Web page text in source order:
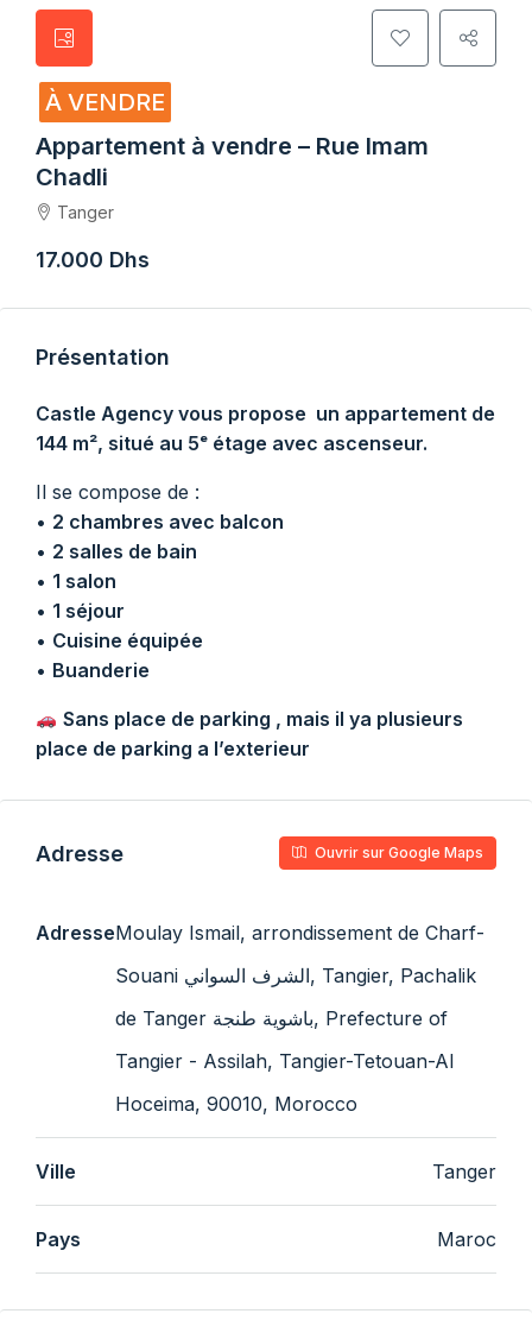
À VENDRE
Appartement à vendre – Rue Imam
Chadli
Tanger
17.000 Dhs
Présentation
Castle Agency vous propose un appartement de
144 m², situé au 5ᵉ étage avec ascenseur.
Il se compose de :
• 2 chambres avec balcon
• 2 salles de bain
• 1 salon
• 1 séjour
• Cuisine équipée
• Buanderie
Sans place de parking , mais il ya plusieurs
place de parking a l’exterieur
Adresse Ouvrir sur Google Maps
AdresseMoulay Ismail, arrondissement de Charf-
Souani الشرف السواني, Tangier, Pachalik
de Tanger باشوية طنجة, Prefecture of
Tangier - Assilah, Tangier-Tetouan-Al
Hoceima, 90010, Morocco
Ville Tanger
Pays Maroc